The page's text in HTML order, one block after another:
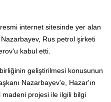
internet sitesinde yer alan
Rus petrol şirketi
kabul etti.
geliştirilmesi konusunun
Nazarbayev'e, Hazar'ın
madeni projesi ile ilgili bilgi